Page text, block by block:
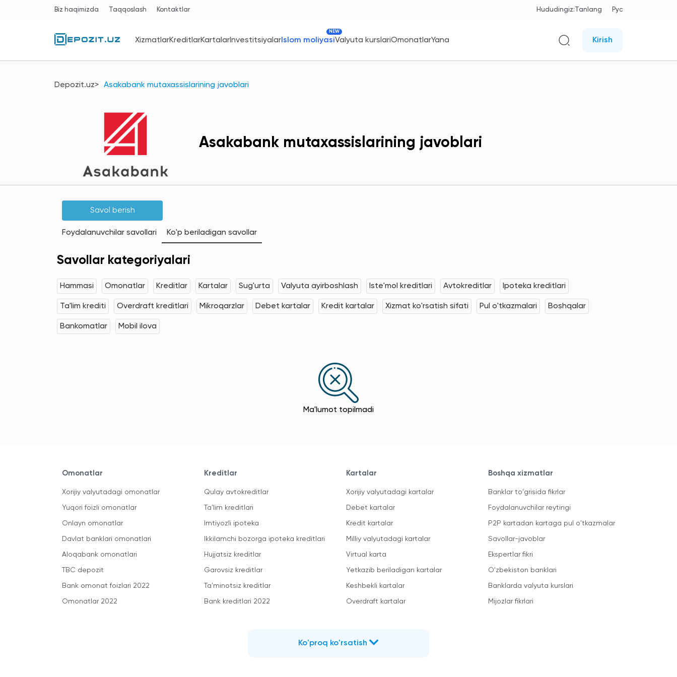
Biz haqimizda Taqqoslash Kontaktlar Hududingiz:Tanlang Рус
XizmatlarKreditlarKartalarInvestitsiyalarIslom moliyasi
NEW
Valyuta kurslariOmonatlarYana Kirish
Depozit.uz Asakabank mutaxassislarining javoblari
Asakabank mutaxassislarining javoblari
Savol berish
Foydalanuvchilar savollari Ko'p beriladigan savollar
Savollar kategoriyalari
Hammasi Omonatlar Kreditlar Kartalar Sug'urta Valyuta ayirboshlash Iste'mol kreditlari Avtokreditlar Ipoteka kreditlari
Ta'lim krediti Overdraft kreditlari Mikroqarzlar Debet kartalar Kredit kartalar Xizmat ko'rsatish sifati Pul o'tkazmalari Boshqalar
Bankomatlar Mobil ilova
Ma'lumot topilmadi
Omonatlar
Xorijiy valyutadagi omonatlar
Yuqori foizli omonatlar
Onlayn omonatlar
Davlat banklari omonatlari
Aloqabank omonatlari
TBC depozit
Bank omonat foizlari 2022
Omonatlar 2022
Kreditlar
Qulay avtokreditlar
Ta'lim kreditlari
Imtiyozli ipoteka
Ikkilamchi bozorga ipoteka kreditlari
Hujjatsiz kreditlar
Garovsiz kreditlar
Ta'minotsiz kreditlar
Bank kreditlari 2022
Kartalar
Xorijiy valyutadagi kartalar
Debet kartalar
Kredit kartalar
Milliy valyutadagi kartalar
Virtual karta
Yetkazib beriladigan kartalar
Keshbekli kartalar
Overdraft kartalar
Boshqa xizmatlar
Banklar to'grisida fikrlar
Foydalanuvchilar reytingi
P2P kartadan kartaga pul o'tkazmalar
Savollar-javoblar
Ekspertlar fikri
O'zbekiston banklari
Banklarda valyuta kurslari
Mijozlar fikrlari
Ko'proq ko'rsatish